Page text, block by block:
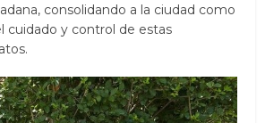
consolidando a la ciudad como
cuidado y control de estas